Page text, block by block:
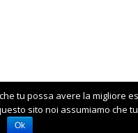
tu possa avere la migliore
sito noi assumiamo che
Ok